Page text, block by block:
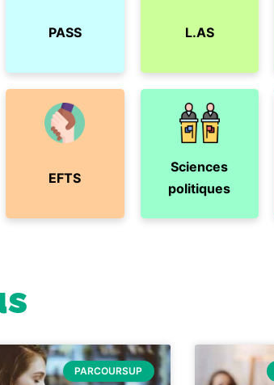
PASS L.AS
EFTS
Sciences
politiques
PARCOURSUP